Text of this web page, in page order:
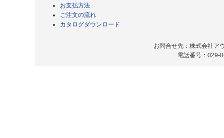
お支払方法
ご注文の流れ
カタログダウンロード
お問合せ先：株式会社ア
電話番号：